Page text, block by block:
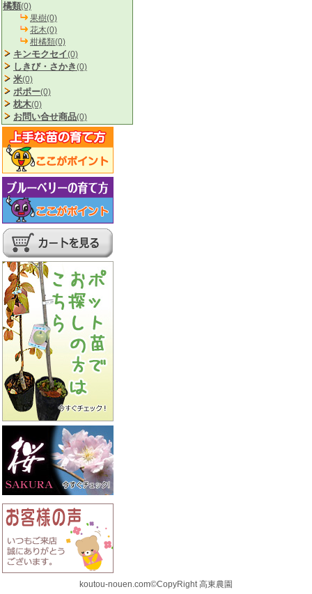
橘類(0)
果樹(0)
花木(0)
柑橘類(0)
キンモクセイ(0)
しきび・さかき(0)
米(0)
ポポー(0)
枕木(0)
お問い合せ商品(0)
koutou-nouen.com©CopyRight 高東農園